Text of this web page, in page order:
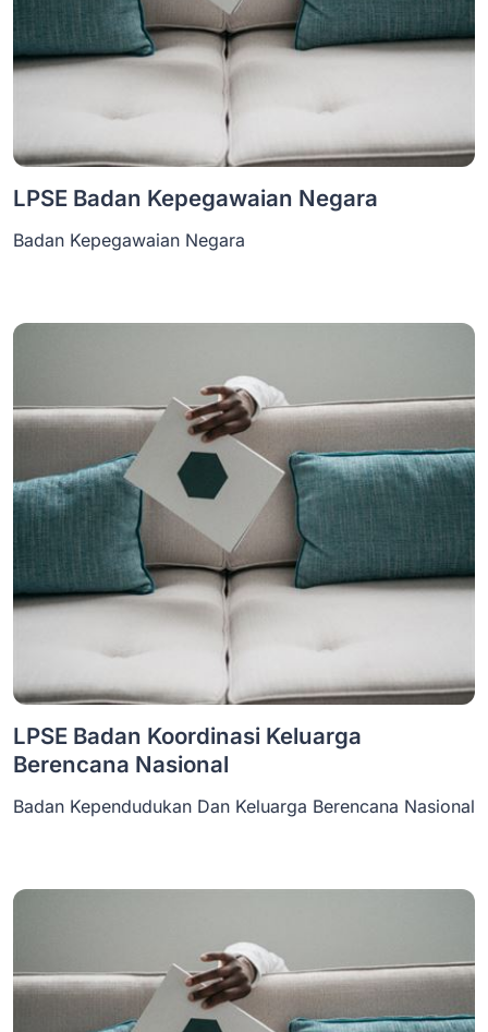
LPSE Badan Kepegawaian Negara
Badan Kepegawaian Negara
LPSE Badan Koordinasi Keluarga
Berencana Nasional
Badan Kependudukan Dan Keluarga Berencana Nasional